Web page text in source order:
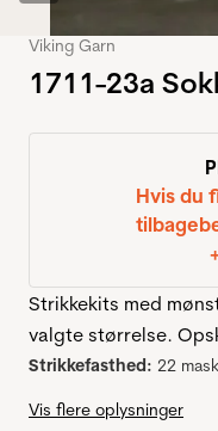
Viking Garn
1711-23a
Hvis du
Strikkekits med
valgte størrelse.
Strikkefasthed: 22
Vis flere oplysninger